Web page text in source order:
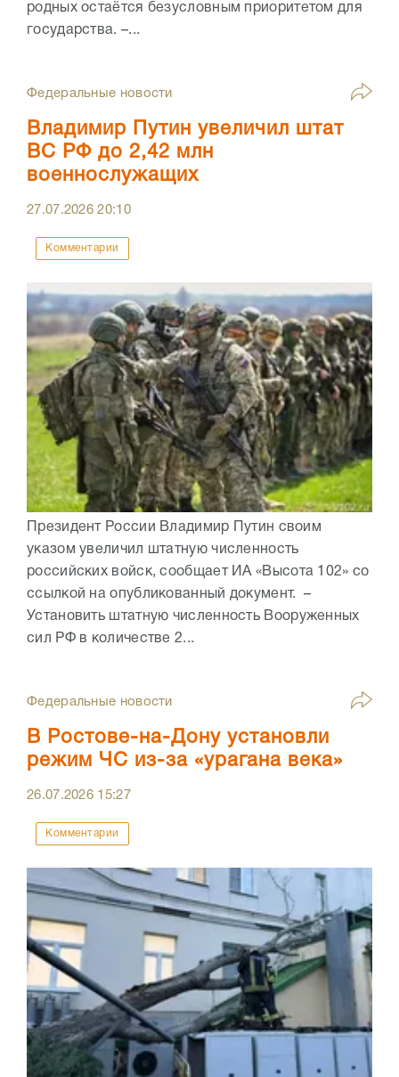
родных остаётся безусловным приоритетом для
государства. –...
Федеральные новости
Владимир Путин увеличил штат
ВС РФ до 2,42 млн
военнослужащих
27.07.202620:10
Комментарии
Президент России Владимир Путин своим
указом увеличил штатную численность
российских войск, сообщает ИА «Высота 102» со
ссылкой на опубликованный документ. –
Установить штатную численность Вооруженных
сил РФ в количестве 2...
Федеральные новости
В Ростове-на-Дону установли
режим ЧС из-за «урагана века»
26.07.2026 15:27
Комментарии